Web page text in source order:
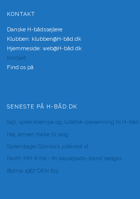
KONTAKT
Danske H-bådssejlere
Klubben: klubben@H-båd.dk
Hjemmeside: web@H-båd.dk
kontakt
Find os på
SENESTE PÅ H-BÅD.DK
Sejl, spilerstrømpe og rullefok-presenning til H-båd:
Høj Jensen fokke til salg
Spilerstage/Spinlock jollevest xl
North MH-6 fok i fin kapsejlads-stand sælges
Botnia 1987 DEN 613